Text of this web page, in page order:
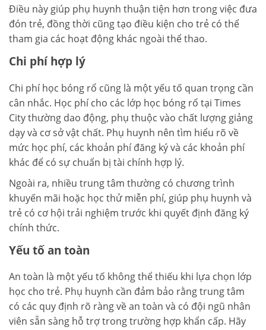
Điều này giúp phụ huynh thuận tiện hơn trong việc đưa
đón trẻ, đồng thời cũng tạo điều kiện cho trẻ có thể
tham gia các hoạt động khác ngoài thể thao.
Chi phí hợp lý
Chi phí học bóng rổ cũng là một yếu tố quan trọng cần
cân nhắc. Học phí cho các lớp học bóng rổ tại Times
City thường dao động, phụ thuộc vào chất lượng giảng
dạy và cơ sở vật chất. Phụ huynh nên tìm hiểu rõ về
mức học phí, các khoản phí đăng ký và các khoản phí
khác để có sự chuẩn bị tài chính hợp lý.
Ngoài ra, nhiều trung tâm thường có chương trình
khuyến mãi hoặc học thử miễn phí, giúp phụ huynh và
trẻ có cơ hội trải nghiệm trước khi quyết định đăng ký
chính thức.
Yếu tố an toàn
An toàn là một yếu tố không thể thiếu khi lựa chọn lớp
học cho trẻ. Phụ huynh cần đảm bảo rằng trung tâm
có các quy định rõ ràng về an toàn và có đội ngũ nhân
viên sẵn sàng hỗ trợ trong trường hợp khẩn cấp. Hãy